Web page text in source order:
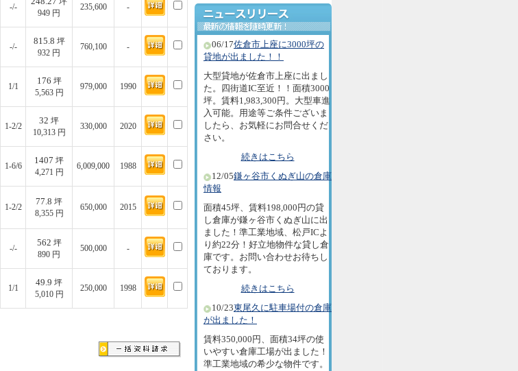
06/17佐倉市上座に3000坪の
貸地が出ました！！
大型貸地が佐倉市上座に出まし
た。四街道IC至近！！面積3000
坪。賃料1,983,300円。大型車進
入可能。用途等ご条件ございま
したら、お気軽にお問合せくだ
さい。
続きはこちら
12/05鎌ヶ谷市くぬぎ山の倉庫
情報
面積45坪、賃料198,000円の貸
し倉庫が鎌ヶ谷市くぬぎ山に出
ました！準工業地域、松戸ICよ
り約22分！好立地物件な貸し倉
庫です。お問い合わせお待ちし
ております。
続きはこちら
10/23東尾久に駐車場付の倉庫
が出ました！
賃料350,000円、面積34坪の使
いやすい倉庫工場が出ました！
準工業地域の希少な物件です。
-/-
949 円
235,600 -
-/-
815.8 坪
932 円
760,100 -
1/1
176 坪
5,563 円
979,000 1990
1-2/2
32 坪
10,313 円
330,000 2020
1-6/6
1407 坪
4,271 円
6,009,000 1988
1-2/2
77.8 坪
8,355 円
650,000 2015
-/-
562 坪
890 円
500,000 -
1/1
49.9 坪
5,010 円
250,000 1998